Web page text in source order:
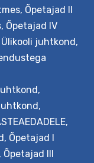
, Õpetajad II
, Õpetajad IV
Ülikooli juhtkond,
,
,
,
, Õpetajad I
, Õpetajad III